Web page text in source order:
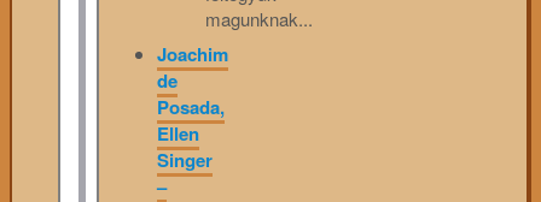
magunknak...
Joachim
de
Posada,
Ellen
Singer
–